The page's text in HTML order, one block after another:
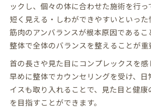
ックし、個々の体に合わせた施術を行っ
短く見える・しわができやすいといっ
筋肉のアンバランスが根本原因であるこ
整体で全体のバランスを整えることが重
首の長さや見た目にコンプレックスを感
早めに整体でカウンセリングを受け、日
イスも取り入れることで、見た目と健
を目指すことができます。